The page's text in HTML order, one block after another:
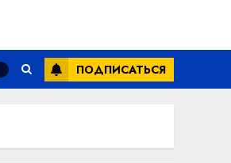
ПОДПИСАТЬСЯ